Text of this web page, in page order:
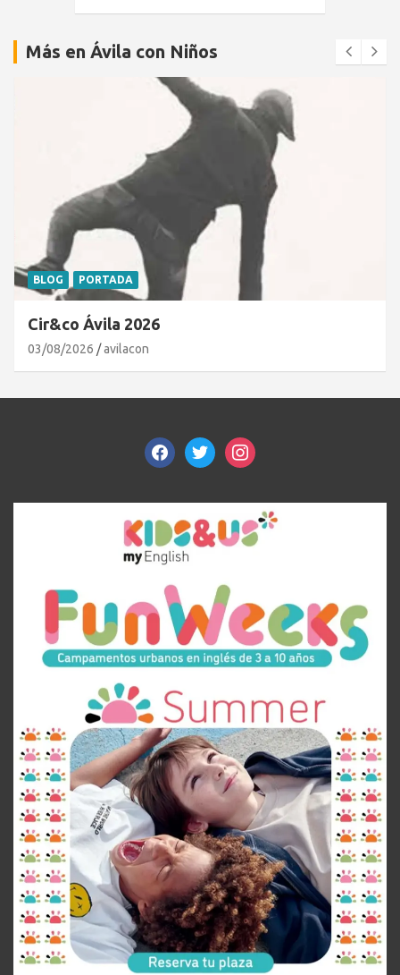
Más en Ávila con Niños
BLOG PORTADA
Cir&co Ávila 2026
03/08/2026 avilacon
facebooktwitterinstagram